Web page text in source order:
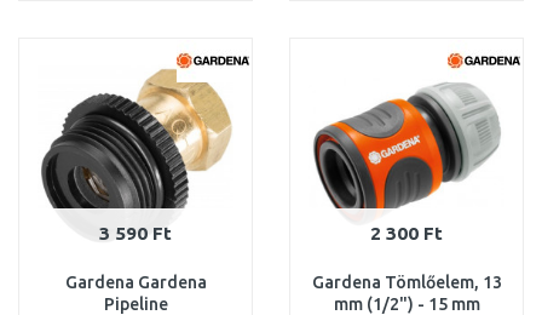
Összehasonlítás Összehasonlítás
3 590 Ft
Gardena Gardena
Pipeline
2 300 Ft
Gardena Tömlőelem, 13
mm (1/2") - 15 mm